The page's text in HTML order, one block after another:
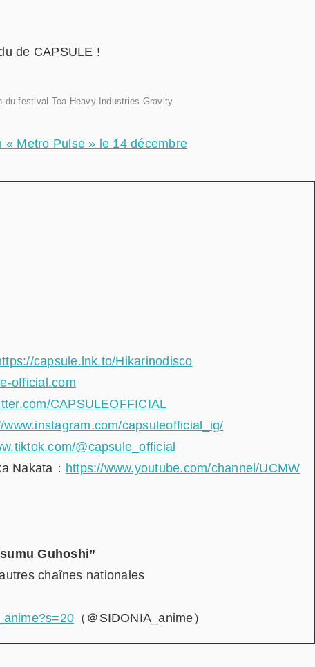
de CAPSULE !
du festival Toa Heavy Industries Gravity
« Metro Pulse » le 14 décembre
capsule.lnk.to/Hikarinodisco
official.com
CAPSULEOFFICIAL
www.instagram.com/capsuleofficial_ig/
@capsule_official
Nakata ： https://www.youtube.com/channel/UCMW
Guhoshi”
chaînes nationales
（＠SIDONIA_anime）